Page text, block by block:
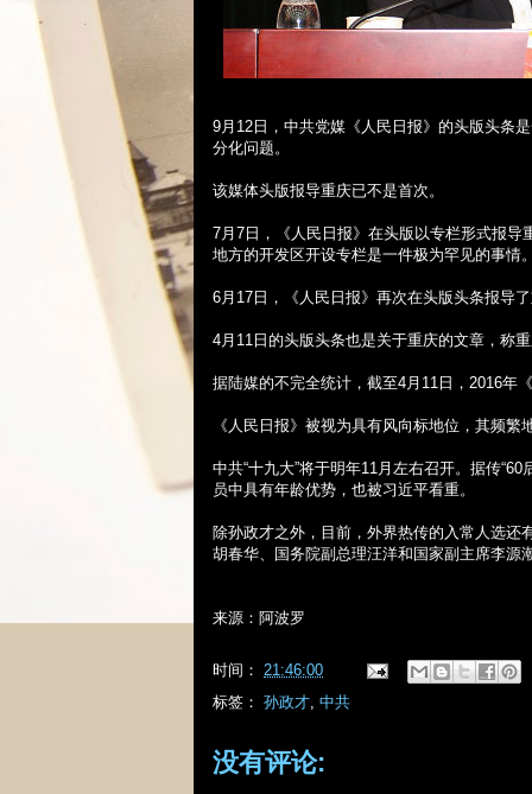
9月 12 日，中共党媒《人民日报》的头版头条
分化问题。
该媒体头版报导重庆已不是首次。
7月 7 日，《人民日报》在头版以专栏形式报
地方的开发区开设专栏是一件极为罕见的事情
6月 17 日，《人民日报》再次在头版头条报导
4月 11 日的头版头条也是关于重庆的文章，称
据陆媒的不完全统计，截至4月 11 日， 2016年
《人民日报》被视为具有风向标地位，其频
中共“十九大”将于明年11月左右召开。据传“60
员中具有年龄优势，也被习近平看重。
除孙政才之外，目前，外界热传的入常人选
胡春华、国务院副总理汪洋和国家副主席李源
来源：阿波罗
时间： 21:46:00
标签： 孙政才, 中共
没有评论: